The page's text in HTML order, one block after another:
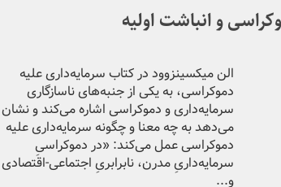
و انباشت اولیه
الن میکسینزوود در کتاب سرمایه‌داری علیه
دموکراسی، به یکی از جنبه‌های ناسازگاری
سرمایه‌داری و دموکراسی اشاره می‌کند و نشان
می‌دهد به چه معنا و چگونه سرمایه‌داری علیه
دموکراسی عمل می‌کند: «در دموکراسیِ
سرمایه‌داریِ مدرن، نابرابریِ اجتماعی-اقتصادی
و...